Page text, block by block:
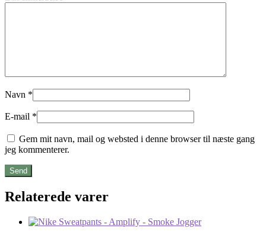
Navn *
E-mail *
Gem mit navn, mail og websted i denne browser til næste gang
jeg kommenterer.
Relaterede varer